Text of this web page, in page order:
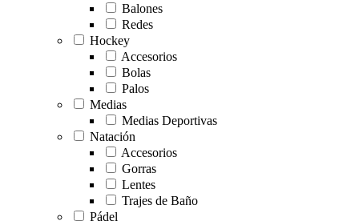
Balones
Redes
Hockey
Accesorios
Bolas
Palos
Medias
Medias Deportivas
Natación
Accesorios
Gorras
Lentes
Trajes de Baño
Pádel